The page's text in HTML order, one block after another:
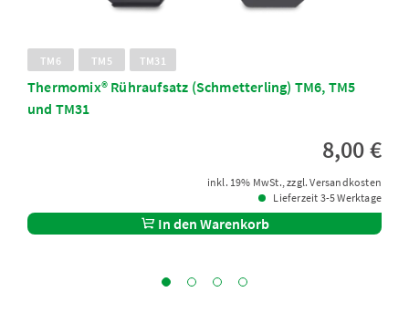
TM6 TM5 TM31
Thermomix® Rühraufsatz (Schmetterling) TM6, TM5
und TM31
8,00 €
inkl. 19% MwSt., zzgl. Versandkosten
Lieferzeit 3-5 Werktage
In den Warenkorb